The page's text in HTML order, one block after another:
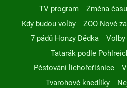
TV program
Změna času
Kdy budou volby
ZOO Nové
7 pádů Honzy Dědka
Volby
Tatarák podle
Pěstování lichořeřišnice
Tvarohové knedlíky